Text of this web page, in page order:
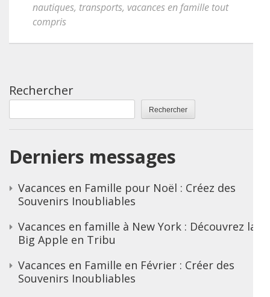
nautiques, transports, vacances en famille tout
compris
Rechercher
Rechercher
Derniers messages
Vacances en Famille pour Noël : Créez des
Souvenirs Inoubliables
Vacances en famille à New York : Découvrez la
Big Apple en Tribu
Vacances en Famille en Février : Créer des
Souvenirs Inoubliables